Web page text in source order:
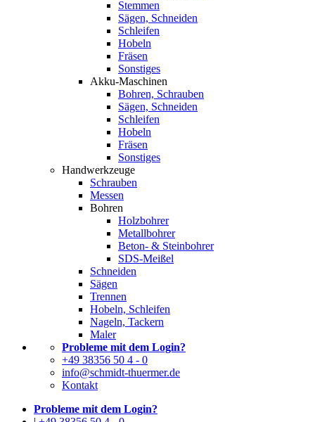
Stemmen
Sägen, Schneiden
Schleifen
Hobeln
Fräsen
Sonstiges
Akku-Maschinen
Bohren, Schrauben
Sägen, Schneiden
Schleifen
Hobeln
Fräsen
Sonstiges
Handwerkzeuge
Schrauben
Messen
Bohren
Holzbohrer
Metallbohrer
Beton- & Steinbohrer
SDS-Meißel
Schneiden
Sägen
Trennen
Hobeln, Schleifen
Nageln, Tackern
Maler
Probleme mit dem Login?
+49 38356 50 4 - 0
info@schmidt-thuermer.de
Kontakt
Probleme mit dem Login?